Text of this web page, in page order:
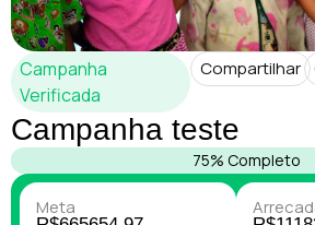
Campanha
Verificada
Compartilhar
Campanha teste
75% Completo
Meta